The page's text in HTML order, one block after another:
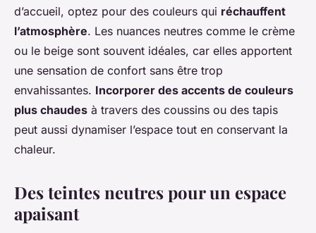
d’accueil, optez pour des couleurs qui réchauffent
l’atmosphère. Les nuances neutres comme le crème
ou le beige sont souvent idéales, car elles apportent
une sensation de confort sans être trop
envahissantes. Incorporer des accents de couleurs
plus chaudes à travers des coussins ou des tapis
peut aussi dynamiser l’espace tout en conservant la
chaleur.
Des teintes neutres pour un espace
apaisant